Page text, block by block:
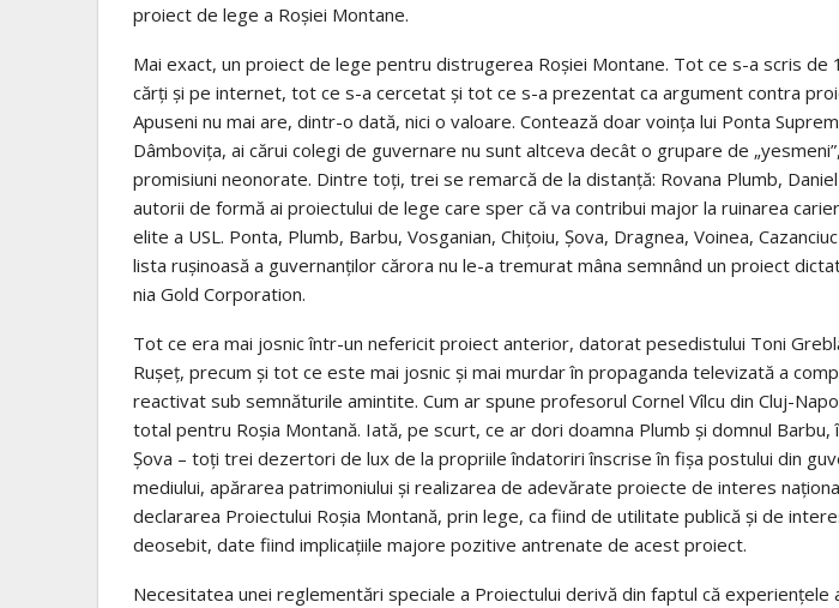
proiect de lege a Roşiei Montane.
Mai exact, un proiect de lege pentru distrugerea Roşiei Montane. Tot ce s-a scris de
cărţi şi pe internet, tot ce s-a cercetat şi tot ce s-a prezentat ca argu­ment contra
Apuseni nu mai are, dintr-o dată, nici o valoare. Contează doar voinţa lui Ponta
Dâmboviţa, ai cărui colegi de guvernare nu sunt altceva decât o grupare de
promisiuni neonorate. Dintre toţi, trei se remarcă de la distanţă: Ro­vana Plumb, Daniel
autorii de formă ai proiectului de lege care sper că va contribui major la ruinarea
elite a USL. Ponta, Plumb, Barbu, Vos­ganian, Chiţoiu, Şova, Dragnea, Voinea,
lista ruşinoasă a guver­nanţilor cărora nu le-a tremurat mâna semnând un proiect
nia Gold Corporation.
Tot ce era mai josnic în­tr-un nefericit proiect anterior, datorat pese­distului Toni
Ruşeţ, precum şi tot ce este mai josnic şi mai murdar în propa­gan­da televizată a
reactivat sub semnăturile amintite. Cum ar spu­ne profesorul Cornel Vîlcu din Cluj-
total pentru Roşia Montană. Iată, pe scurt, ce ar dori doamna Plumb şi domnul Barbu,
Şova – toţi trei dezertori de lux de la propriile îndatoriri înscrise în fişa postului din
mediului, apărarea patrimoniului şi realizarea de adevărate proiecte de interes
declararea Proiectului Roşia Mon­tană, prin lege, ca fiind de utilitate publică şi de
deosebit, date fiind implicaţiile majore pozitive antre­nate de acest proiect.
Necesitatea unei regle­mentări spe­cia­le a Proiectului derivă din fap­tul că expe­rienţele